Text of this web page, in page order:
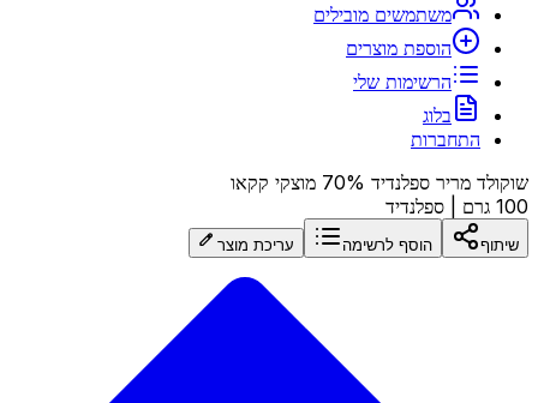
משתמשים מובילים
הוספת מוצרים
הרשימות שלי
בלוג
התחברות
שוקולד מריר ספלנדיד 70% מוצקי קקאו
100 גרם
ספלנדיד
שיתוף הוסף לרשימה עריכת מוצר